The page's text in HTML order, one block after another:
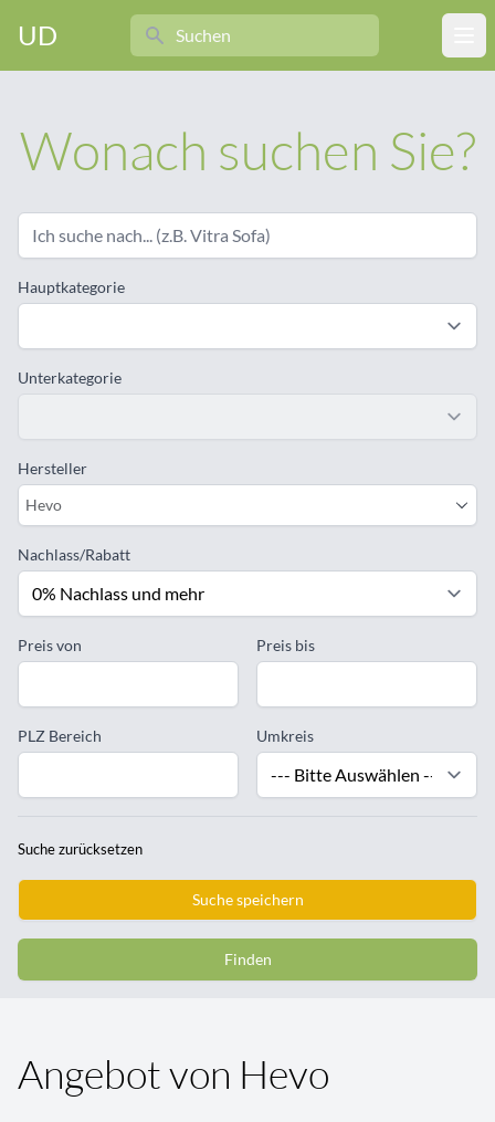
UD
Search
Wonach suchen Sie?
Hauptkategorie
Unterkategorie
Hersteller
Hevo
Nachlass/Rabatt
Preis von Preis bis
PLZ Bereich Umkreis
Suche zurücksetzen
Suche speichern
Finden
Angebot von Hevo